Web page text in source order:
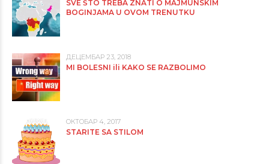
SVE ŠTO TREBA ZNATI O MAJMUNSKIM
BOGINJAMA U OVOM TRENUTKU
ДЕЦЕМБАР 23, 2018
MI BOLESNI ili KAKO SE RAZBOLIMO
ОКТОБАР 4, 2017
STARITE SA STILOM